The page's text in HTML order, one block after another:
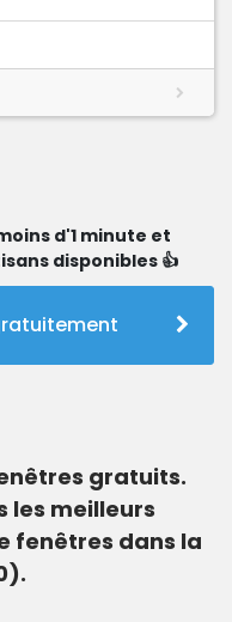
d'1 minute et
disponibles 👍
gratuits.
les meilleurs
fenêtres dans la